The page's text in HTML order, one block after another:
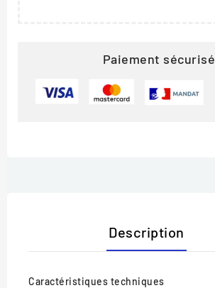
Paiement sécurisé
Description
Caractéristiques techniques